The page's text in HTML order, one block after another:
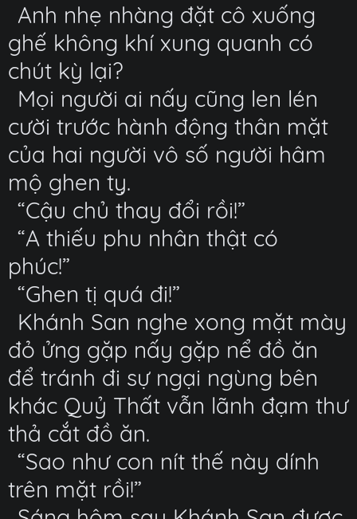
Anh nhẹ nhàng đặt cô xuống
ghế không khí xung quanh có
chút kỳ lại?
Mọi người ai nấy cũng len lén
cười trước hành động thân mặt
của hai người vô số người hâm
mộ ghen tỵ.
“Cậu chủ thay đổi rồi!”
“A thiếu phu nhân thật có
phúc!”
“Ghen tị quá đi!”
Khánh San nghe xong mặt mày
đỏ ửng gặp nấy gặp nể đồ ăn
để tránh đi sự ngại ngùng bên
khác Quỷ Thất vẫn lãnh đạm thư
thả cắt đồ ăn.
“Sao như con nít thế này dính
trên mặt rồi!”